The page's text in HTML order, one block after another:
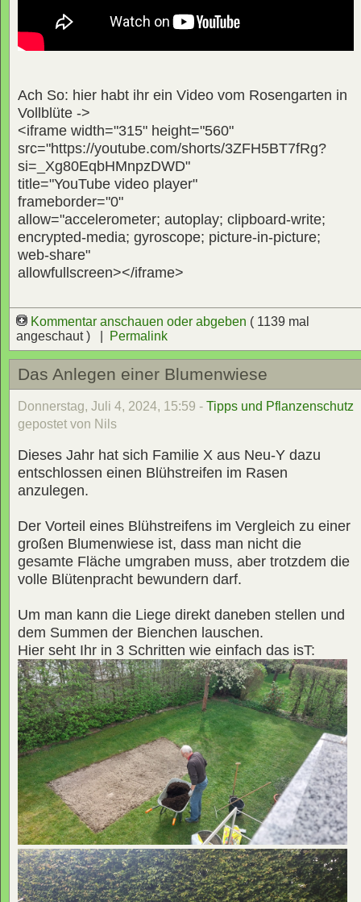
Ach So: hier habt ihr ein Video vom Rosengarten in
Vollblüte ->
<iframe width="315" height="560"
src="https://youtube.com/shorts/3ZFH5BT7fRg?
si=_Xg80EqbHMnpzDWD"
title="YouTube video player"
frameborder="0"
allow="accelerometer; autoplay; clipboard-write;
encrypted-media; gyroscope; picture-in-picture;
web-share"
allowfullscreen></iframe>
Kommentar anschauen oder abgeben ( 1139 mal
angeschaut ) |
Permalink
Das Anlegen einer Blumenwiese
Donnerstag, Juli 4, 2024, 15:59 - Tipps und Pflanzenschutz
gepostet von Nils
Dieses Jahr hat sich Familie X aus Neu-Y dazu
entschlossen einen Blühstreifen im Rasen
anzulegen.
Der Vorteil eines Blühstreifens im Vergleich zu einer
großen Blumenwiese ist, dass man nicht die
gesamte Fläche umgraben muss, aber trotzdem die
volle Blütenpracht bewundern darf.
Um man kann die Liege direkt daneben stellen und
dem Summen der Bienchen lauschen.
Hier seht Ihr in 3 Schritten wie einfach das isT: